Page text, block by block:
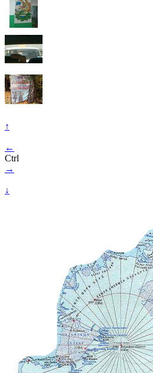
↑
←
Ctrl
→
↓